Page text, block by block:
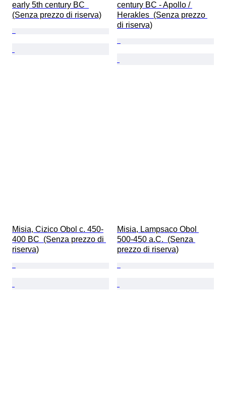
early 5th century BC
(Senza prezzo di riserva)
century BC - Apollo /
Herakles  (Senza prezzo
di riserva)
Misia, Cizico Obol c. 450-
400 BC  (Senza prezzo di
riserva)
Misia, Lampsaco Obol
500-450 a.C.  (Senza
prezzo di riserva)